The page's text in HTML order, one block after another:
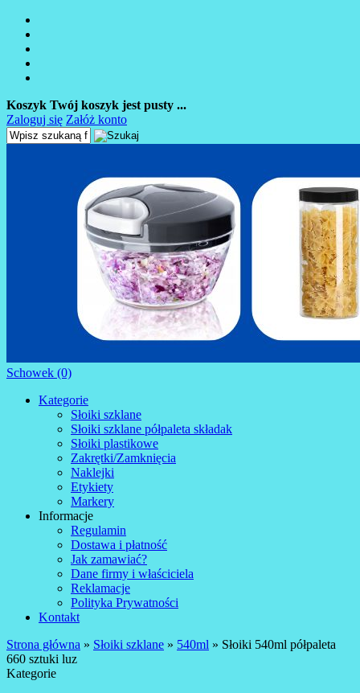
Koszyk Twój koszyk jest pusty ...
Zaloguj się Załóż konto
Schowek (0)
Kategorie
Słoiki szklane
Słoiki szklane półpaleta składak
Słoiki plastikowe
Zakrętki/Zamknięcia
Naklejki
Etykiety
Markery
Informacje
Regulamin
Dostawa i płatność
Jak zamawiać?
Dane firmy i właściciela
Reklamacje
Polityka Prywatności
Kontakt
Strona główna » Słoiki szklane » 540ml » Słoiki 540ml półpaleta
660 sztuki luz
Kategorie